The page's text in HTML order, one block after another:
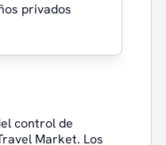
privados
control de
Market. Los